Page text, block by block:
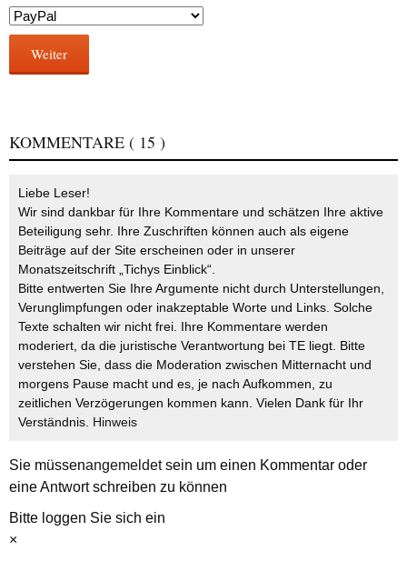
Weiter
KOMMENTARE ( 15 )
Liebe Leser!
Wir sind dankbar für Ihre Kommentare und schätzen Ihre aktive
Beteiligung sehr. Ihre Zuschriften können auch als eigene
Beiträge auf der Site erscheinen oder in unserer
Monatszeitschrift „Tichys Einblick“.
Bitte entwerten Sie Ihre Argumente nicht durch Unterstellungen,
Verunglimpfungen oder inakzeptable Worte und Links. Solche
Texte schalten wir nicht frei. Ihre Kommentare werden
moderiert, da die juristische Verantwortung bei TE liegt. Bitte
verstehen Sie, dass die Moderation zwischen Mitternacht und
morgens Pause macht und es, je nach Aufkommen, zu
zeitlichen Verzögerungen kommen kann. Vielen Dank für Ihr
Verständnis. Hinweis
Sie müssenangemeldetsein um einen Kommentar oder
eine Antwort schreiben zu können
Bitte loggen Sie sich ein
×